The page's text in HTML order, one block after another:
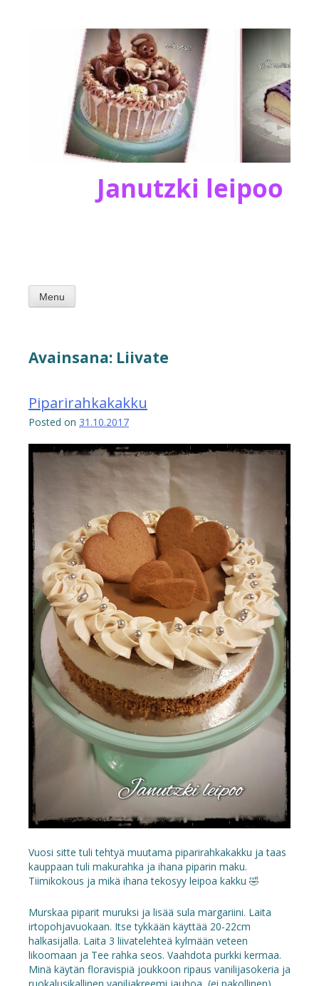
Janutzki leipoo
Menu
Avainsana: Liivate
Piparirahkakakku
Posted on 31.10.2017
Vuosi sitte tuli tehtyä muutama piparirahkakakku ja taas
kauppaan tuli makurahka ja ihana piparin maku.
Tiimikokous ja mikä ihana tekosyy leipoa kakku 🤣
Murskaa piparit muruksi ja lisää sula margariini. Laita
irtopohjavuokaan. Itse tykkään käyttää 20-22cm
halkasijalla. Laita 3 liivatelehteä kylmään veteen
likoomaan ja Tee rahka seos. Vaahdota purkki kermaa.
Minä käytän floravispiä joukkoon ripaus vanilijasokeria ja